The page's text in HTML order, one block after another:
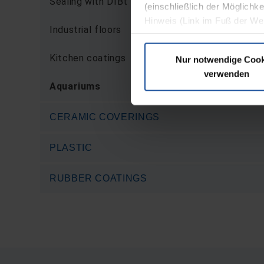
(einschließlich der
Hinweis (Link im Fuß der
Nur notwendige
verwenden
Industrial floors
Kitchen coatings
Aquariums
CERAMIC COVERINGS
PLASTIC
RUBBER COATINGS